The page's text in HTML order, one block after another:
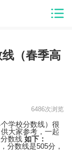
（春季高
6486次浏览
学校分数线）很
大家参考，一起
数线 如下：
分数线是505分，